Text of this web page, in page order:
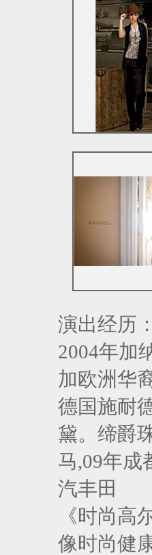
演出经历
2004年加
加欧洲华
德国施耐
黛。缔爵
马,09年
汽丰田
《时尚高
像时尚健